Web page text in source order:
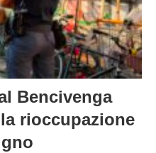
Bencivenga
rioccupazione